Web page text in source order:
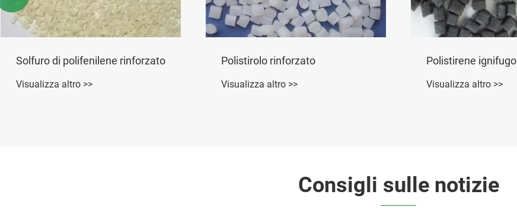
Solfuro di polifenilene rinforzato
Visualizza altro >>
Polistirolo rinforzato
Visualizza altro >>
Polistirene ignifugo
Visualizza altro >>
Consigli sulle notizie